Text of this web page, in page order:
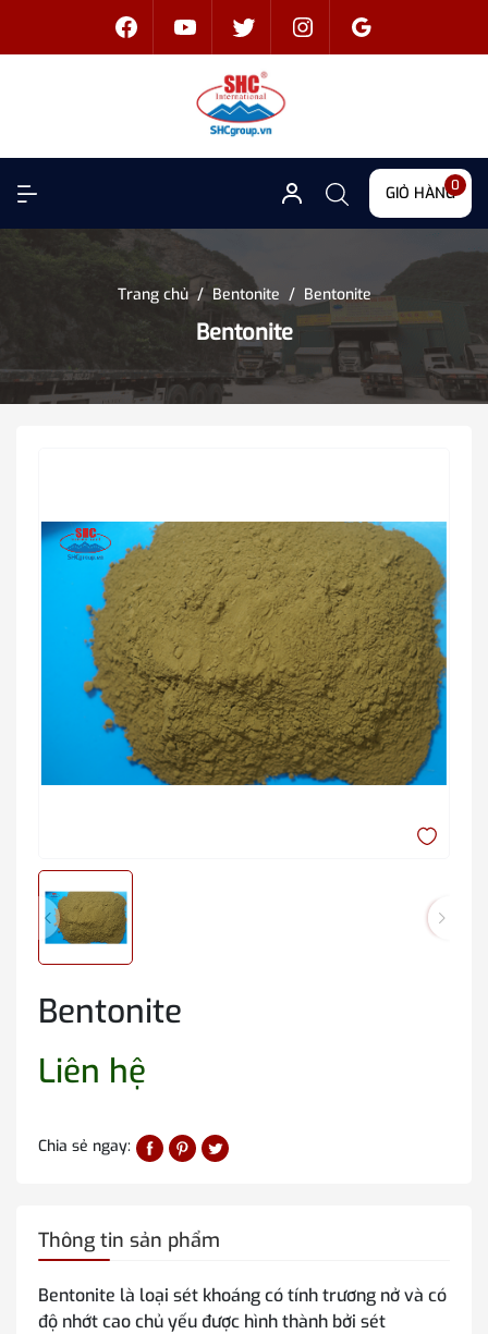
GIỎ HÀNG0
Trang chủ / Bentonite / Bentonite
Bentonite
Bentonite
Liên hệ
Chia sẻ ngay:
Thông tin sản phẩm
Bentonite là loại sét khoáng có tính trương nở và có
độ nhớt cao chủ yếu được hình thành bởi sét